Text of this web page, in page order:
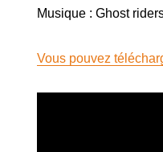
Musique : Ghost
Vous pouvez